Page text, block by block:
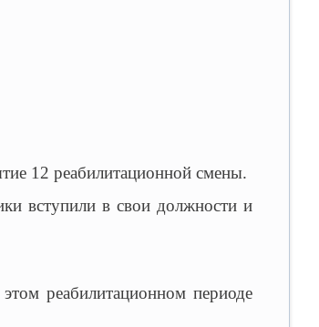
12 реабилитационной смены.
вступили в свои должности и
реабилитационном периоде